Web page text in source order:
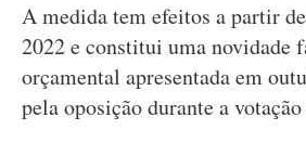
A medida tem efeitos a partir
2022 e constitui uma novidade
orçamental apresentada em
pela oposição durante a